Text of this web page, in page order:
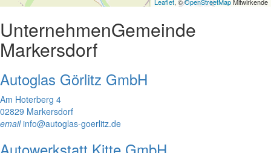
UnternehmenGemeinde
Markersdorf
Autoglas Görlitz GmbH
Am Hoterberg 4
02829 Markersdorf
emailinfo@autoglas-goerlitz.de